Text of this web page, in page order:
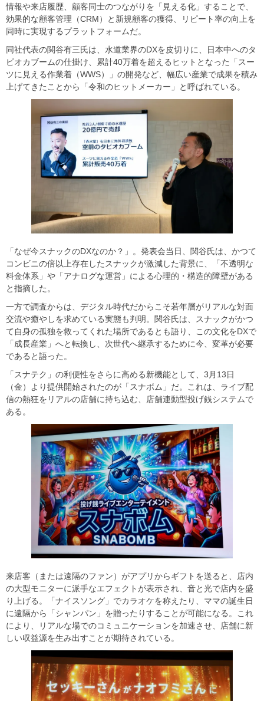
情報や来店履歴、顧客同士のつながりを「見える化」することで、
効果的な顧客管理（CRM）と新規顧客の獲得、リピート率の向上を
同時に実現するプラットフォームだ。
同社代表の関谷有三氏は、水道業界のDXを皮切りに、日本中へのタ
ピオカブームの仕掛け、累計40万着を超えるヒットとなった「スー
ツに見える作業着（WWS）」の開発など、幅広い産業で成果を積み
上げてきたことから「令和のヒットメーカー」と呼ばれている。
「なぜ今スナックのDXなのか？」。発表会当日、関谷氏は、かつて
コンビニの倍以上存在したスナックが激減した背景に、「不透明な
料金体系」や「アナログな運営」による心理的・構造的障壁がある
と指摘した。
一方で調査からは、デジタル時代だからこそ若年層がリアルな対面
交流や癒やしを求めている実態も判明。関谷氏は、スナックがかつ
て自身の孤独を救ってくれた場所であるとも語り、この文化をDXで
「成長産業」へと転換し、次世代へ継承するために今、変革が必要
であると語った。
「スナテク」の利便性をさらに高める新機能として、3月13日
（金）より提供開始されたのが「スナボム」だ。これは、ライブ配
信の熱狂をリアルの店舗に持ち込む、店舗連動型投げ銭システムで
ある。
来店客（または遠隔のファン）がアプリからギフトを送ると、店内
の大型モニターに派手なエフェクトが表示され、音と光で店内を盛
り上げる。「ナイスソング」でカラオケを称えたり、ママの誕生日
に遠隔から「シャンパン」を贈ったりすることが可能になる。これ
により、リアルな場でのコミュニケーションを加速させ、店舗に新
しい収益源を生み出すことが期待されている。